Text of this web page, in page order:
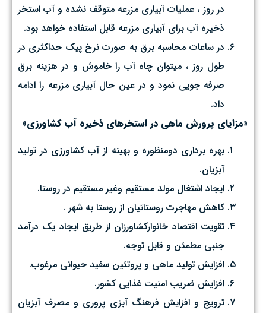
در روز ، عمليات آبياري مزرعه متوقف نشده و آب استخر
ذخيره آب براي آبياري مزرعه قابل استفاده خواهد بود.
در ساعات محاسبه برق به صورت نرخ پيك حداكثري در
طول روز ، ميتوان چاه آب را خاموش و در هزينه برق
صرفه جويي نمود و در عين حال آبياري مزرعه را ادامه
داد.
«مزاياي پرورش ماهي در استخرهاي ذخيره آب كشاورزي»
بهره برداري دومنظوره و بهينه از آب كشاورزي در تولید
آبزیان.
ايجاد اشتغال مولد مستقيم وغير مستقيم در روستا.
كاهش مهاجرت روستائيان از روستا به شهر .
تقويت اقتصاد خانواركشاورزان از طريق ايجاد يك درآمد
جنبي مطمئن و قابل توجه.
افزايش توليد ماهي و پروتئين سفيد حيواني مرغوب.
افزایش ضریب امنیت غذایی کشور.
ترويج و افزايش فرهنگ آبزي پروري و مصرف آبزيان